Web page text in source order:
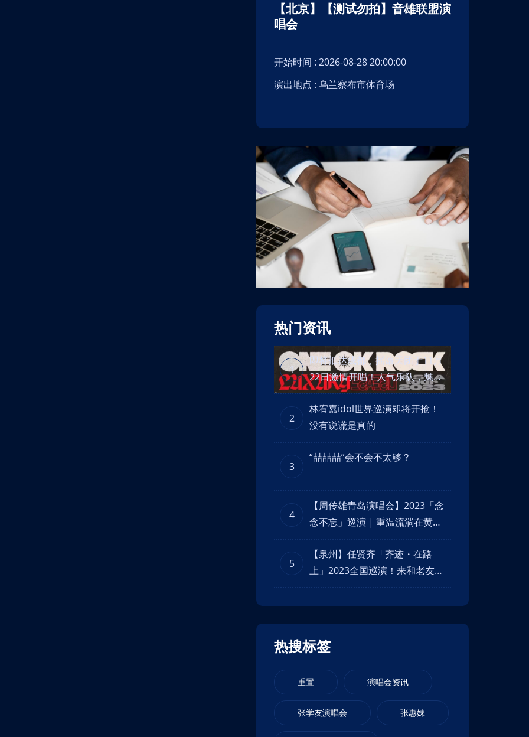
【北京】【测试勿拍】音雄联盟演
唱会
开始时间 : 2026-08-28 20:00:00
演出地点 : 乌兰察布市体育场
热门资讯
1
即将抵达成都，摇滚天团于11月
22日激情开唱！人气乐队，魅力
舞台！
2
林宥嘉idol世界巡演即将开抢！
没有说谎是真的
3
“喆喆喆”会不会不太够？
4
【周传雄青岛演唱会】2023「念
念不忘」巡演 | 重温流淌在黄昏
里念念不忘的回忆！
5
【泉州】任贤齐「齐迹・在路
上」2023全国巡演！来和老友一
直在路上齐行！
热搜标签
重置 演唱会资讯
张学友演唱会 张惠妹